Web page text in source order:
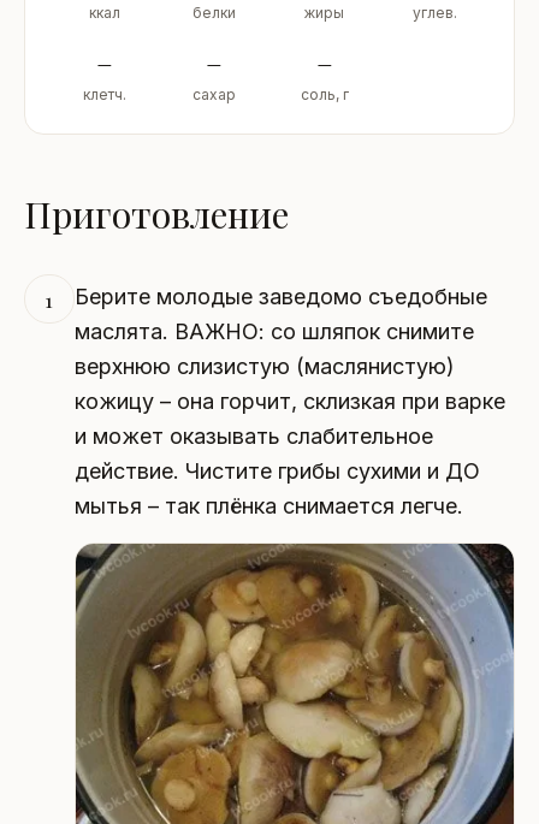
ккал белки жиры углев.
–
клетч.
–
сахар
–
соль, г
Приготовление
1
Берите молодые заведомо съедобные
маслята. ВАЖНО: со шляпок снимите
верхнюю слизистую (маслянистую)
кожицу – она горчит, склизкая при варке
и может оказывать слабительное
действие. Чистите грибы сухими и ДО
мытья – так плёнка снимается легче.